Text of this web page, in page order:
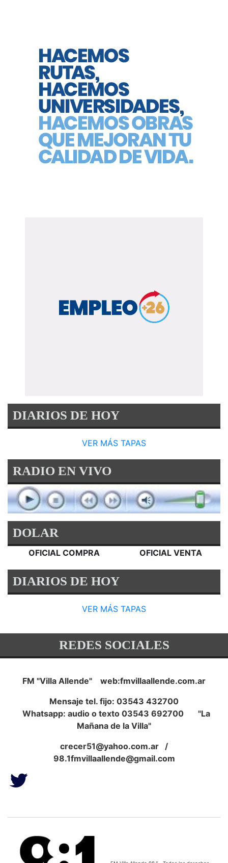
DIARIOS DE HOY
VER MÁS TAPAS
RADIO EN VIVO
DOLAR
OFICIAL COMPRA OFICIAL VENTA
DIARIOS DE HOY
VER MÁS TAPAS
REDES SOCIALES
FM "Villa Allende" web:fmvillaallende.com.ar
Mensaje tel. fijo: 03543 432700
Whatsapp: audio o texto 03543 692700 "La
Mañana de la Villa"
crecer51@yahoo.com.ar /
98.1fmvillaallende@gmail.com